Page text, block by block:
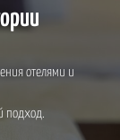
отелями и
подход.